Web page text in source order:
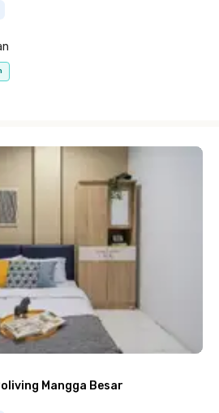
Mangga Besar